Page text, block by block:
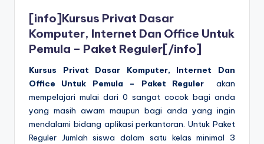
[info] Kursus Privat Dasar
Komputer, Internet Dan Office Untuk
Pemula – Paket Reguler[/info]
Kursus Privat Dasar Komputer, Internet Dan
Office Untuk Pemula – Paket Reguler
akan
mempelajari mulai dari 0 sangat cocok bagi anda
yang masih awam maupun bagi anda yang ingin
mendalami bidang aplikasi perkantoran. Untuk Paket
Reguler Jumlah siswa dalam satu kelas minimal 3